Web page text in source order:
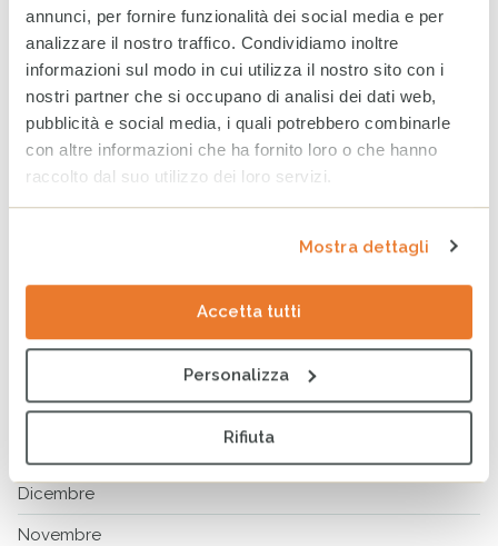
annunci, per fornire funzionalità dei social media e per
analizzare il nostro traffico. Condividiamo inoltre
informazioni sul modo in cui utilizza il nostro sito con i
nostri partner che si occupano di analisi dei dati web,
pubblicità e social media, i quali potrebbero combinarle
con altre informazioni che ha fornito loro o che hanno
raccolto dal suo utilizzo dei loro servizi.
Mostra dettagli
Accetta tutti
Personalizza
Rifiuta
VOLLEY BERGAMO
ARCHIVIO
Agosto 2026
Luglio 2026
Giugno 2026
Aprile 2026
Marzo 2026
ARCHIVIO
2024
Dicembre
Novembre